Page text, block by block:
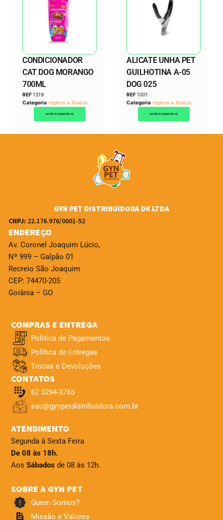
CONDICIONADOR
CAT DOG MORANGO
700ML
REF1319
Categoria Higiene e Beleza
ENTRE OU CADASTRE-SE
ALICATE UNHA PET
GUILHOTINA A-05
DOG 025
REF1001
Categoria Higiene e Beleza
ENTRE OU CADASTRE-SE
GYN PET DISTRIBUIDORA DK LTDA
CNPJ: 22.176.976/0001-52
ENDEREÇO
Av. Coronel Joaquim Lúcio,
Nº 999 – Galpão 01
Recreio São Joaquim
CEP: 74470-205
Goiânia – GO
COMPRAS E ENTREGA
Política de Pagamentos
Política de Entregas
Trocas e Devoluções
CONTATOS
62 3294-3765
sac@gynpetdistribuidora.com.br
ATENDIMENTO
Segunda à Sexta Feira
De 08 às 18h.
Aos Sábados de 08 às 12h.
SOBRE A GYN PET
Quem Somos?
Missão e Valores